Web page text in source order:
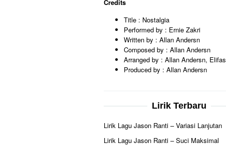
Credits
Title : Nostalgia
Performed by : Ernie Zakri
Written by : Allan Andersn
Composed by : Allan Andersn
Arranged by : Allan Andersn, Elifas
Produced by : Allan Andersn
Lirik Terbaru
Lirik Lagu Jason Ranti – Variasi Lanjutan
Lirik Lagu Jason Ranti – Suci Maksimal